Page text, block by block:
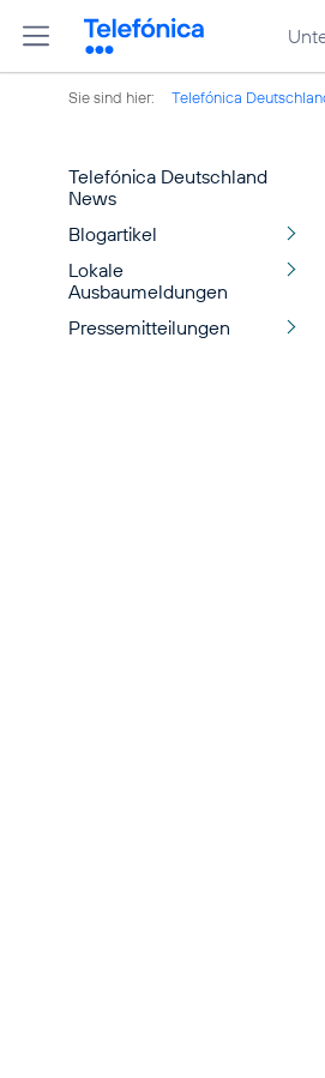
Sie sind hier: Telefónica
Telefónica Deutschland
News
Blogartikel
Lokale
Ausbaumeldungen
Pressemitteilungen